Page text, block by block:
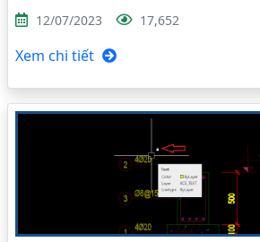
12/07/2023 17,652
Xem chi tiết